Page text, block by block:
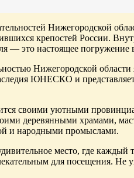
Нижегородской
крепостей России.
— это настоящее погружение
Нижегородской
ЮНЕСКО и
своими уютными
деревянными храмами,
и народными промыслами.
место, где каждый
для посещения. Не